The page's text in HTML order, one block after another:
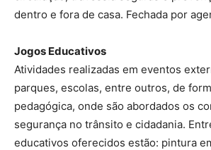
dentro e fora de casa. Fechada por
Jogos Educativos
Atividades realizadas em eventos
parques, escolas, entre outros, de
pedagógica, onde são abordados os
segurança no trânsito e cidadania.
educativos oferecidos estão: pintura